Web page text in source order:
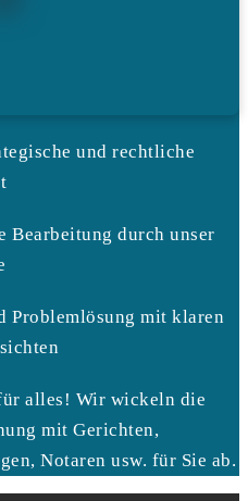
und rechtliche
durch unser
Problemlösung mit klaren
alles! Wir wickeln die
mit Gerichten,
Notaren usw. für Sie ab.